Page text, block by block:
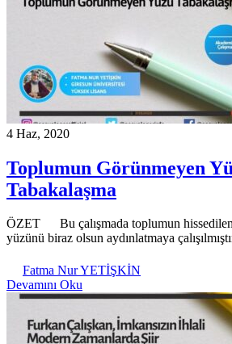
4 Haz, 2020
Toplumun Görünmeyen
Tabakalaşma
ÖZET Bu çalışmada toplumun
yüzünü biraz olsun aydınlatmaya
Fatma Nur YETİŞKİN
Devamını Oku